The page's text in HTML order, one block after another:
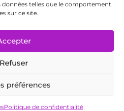
telles que le comportement
sur ce site.
Refuser
préférences
Politique de confidentialité
Ventes
Mentions légales